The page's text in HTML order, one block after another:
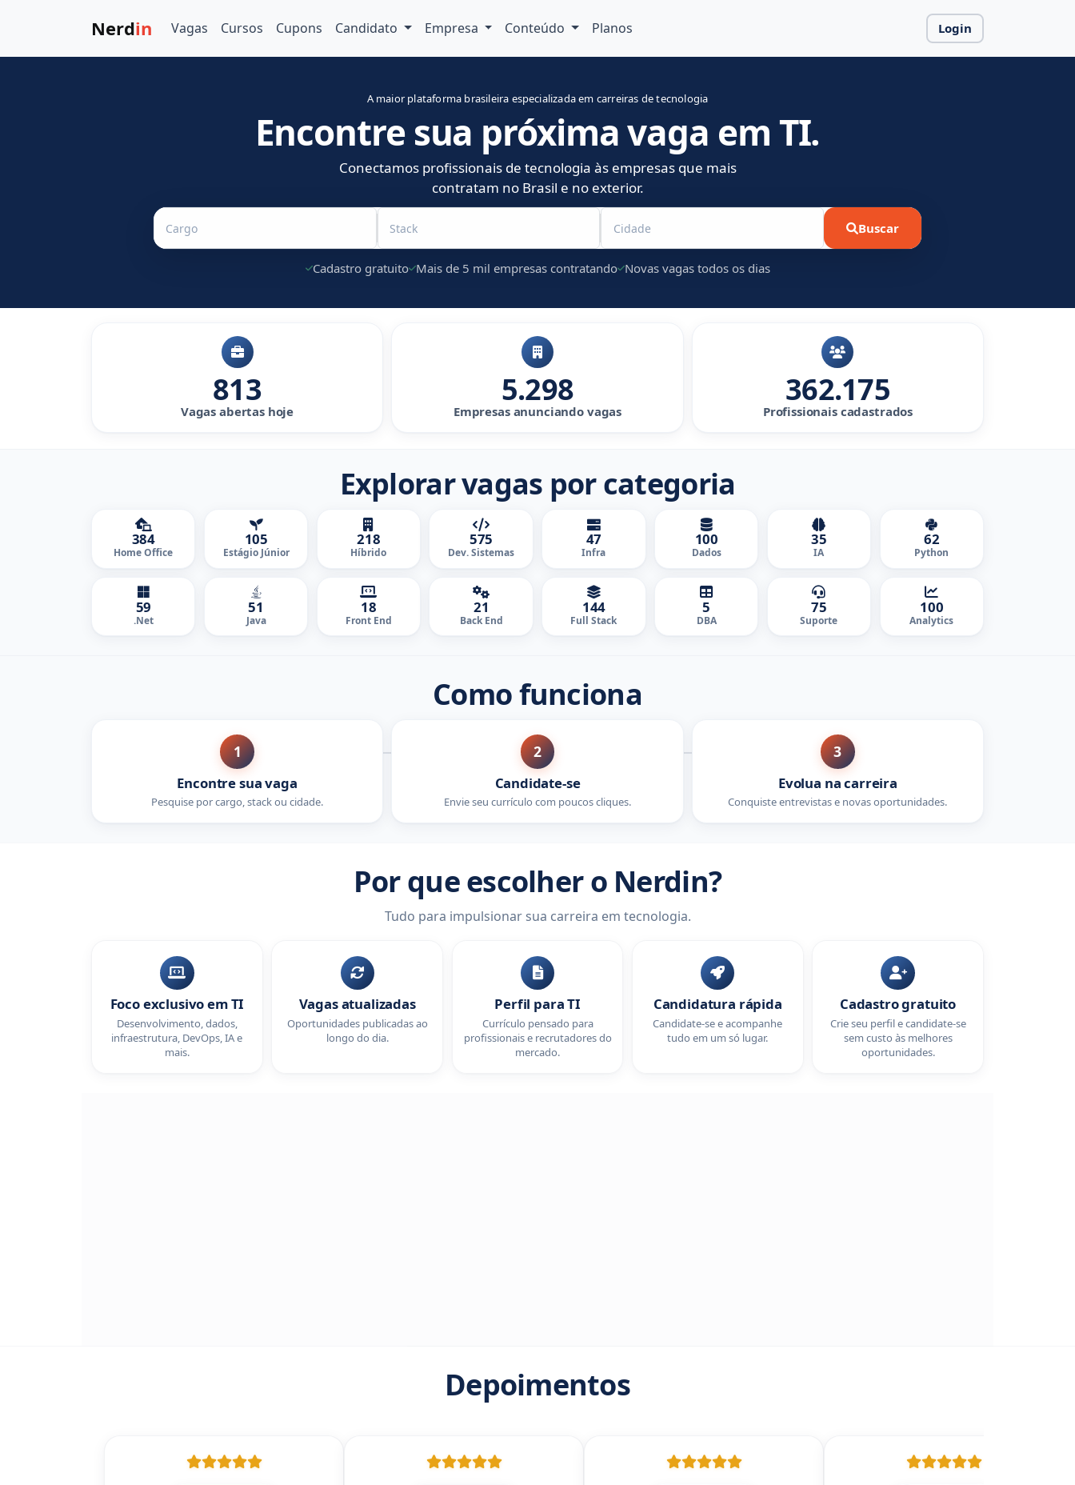
Nerdin Vagas Cursos Cupons Candidato Empresa Conteúdo Planos Login
A maior plataforma brasileira especializada em carreiras de tecnologia
Encontre sua próxima vaga em TI.
Conectamos profissionais de tecnologia às empresas que mais
contratam no Brasil e no exterior.
Buscar
Cadastro gratuito Mais de 5 mil empresas contratando Novas vagas todos os dias
813
Vagas abertas hoje
5.298
Empresas anunciando vagas
362.175
Profissionais cadastrados
Explorar vagas por categoria
384
Home Office
105
Estágio Júnior
218
Híbrido
575
Dev. Sistemas
47
Infra
100
Dados
35
IA
62
Python
59
.Net
51
Java
18
Front End
21
Back End
144
Full Stack
5
DBA
75
Suporte
100
Analytics
Como funciona
1
Encontre sua vaga
Pesquise por cargo, stack ou cidade.
2
Candidate-se
Envie seu currículo com poucos cliques.
3
Evolua na carreira
Conquiste entrevistas e novas oportunidades.
Por que escolher o Nerdin?
Tudo para impulsionar sua carreira em tecnologia.
Foco exclusivo em TI
Desenvolvimento, dados,
infraestrutura, DevOps, IA e
mais.
Vagas atualizadas
Oportunidades publicadas ao
longo do dia.
Perfil para TI
Currículo pensado para
profissionais e recrutadores do
mercado.
Candidatura rápida
Candidate-se e acompanhe
tudo em um só lugar.
Cadastro gratuito
Crie seu perfil e candidate-se
sem custo às melhores
oportunidades.
Depoimentos